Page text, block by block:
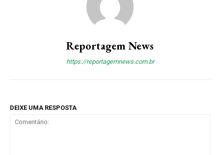
Reportagem News
https://reportagemnews.com.br
DEIXE UMA RESPOSTA